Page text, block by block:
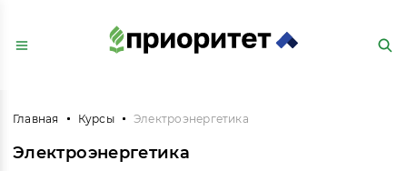
Главная Курсы Электроэнергетика
Электроэнергетика